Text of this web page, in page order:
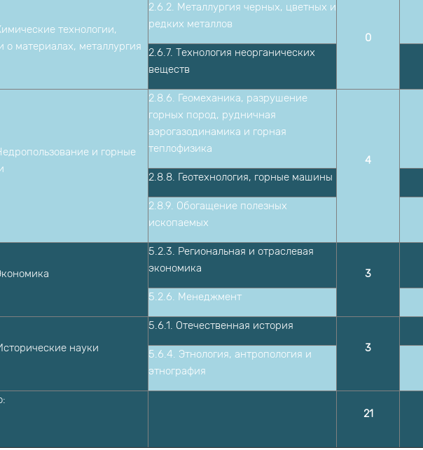
технологии,
о материалах, металлургия
2.6.2. Металлургия черных, цветных и
редких металлов
0
2.6.7. Технология неорганических
веществ
и горные
2.8.6. Геомеханика, разрушение
горных пород, рудничная
аэрогазодинамика и горная
теплофизика
4
2.8.8. Геотехнология, горные машины
2.8.9. Обогащение полезных
ископаемых
5.2.3. Региональная и отраслевая
экономика
3
5.2.6. Менеджмент
науки
5.6.1. Отечественная история
3
5.6.4. Этнология, антропология и
этнография
21